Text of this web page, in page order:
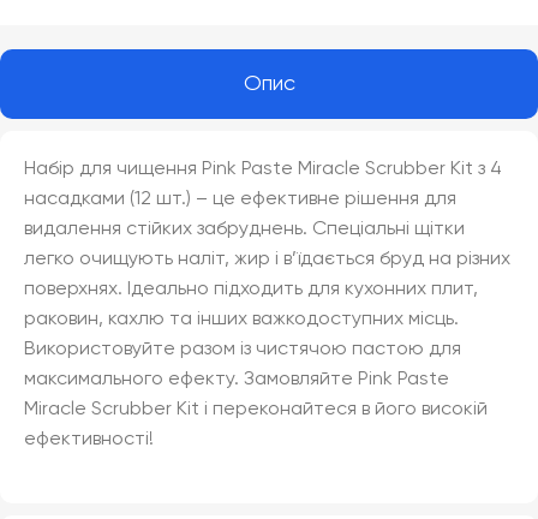
Опис
Набір для чищення Pink Paste Miracle Scrubber Kit з 4
насадками (12 шт.) – це ефективне рішення для
видалення стійких забруднень. Спеціальні щітки
легко очищують наліт, жир і в’їдається бруд на різних
поверхнях. Ідеально підходить для кухонних плит,
раковин, кахлю та інших важкодоступних місць.
Використовуйте разом із чистячою пастою для
максимального ефекту. Замовляйте Pink Paste
Miracle Scrubber Kit і переконайтеся в його високій
ефективності!